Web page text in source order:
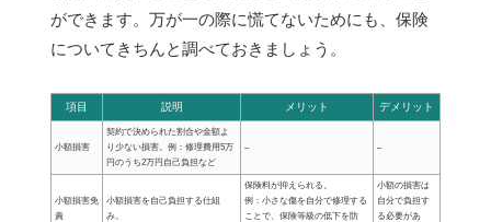
ができます。万が一の際に慌てないためにも、保険
についてきちんと調べておきましょう。
項目 説明 メリット デメリット
小額損害
契約で決められた割合や金額よ
り少ない損害。例：修理費用5万
円のうち2万円自己負担など
– –
小額損害免
責
小額損害を自己負担する仕組
み。
保険料が抑えられる。
例：小さな傷を自分で修理する
ことで、保険等級の低下を防
小額の損害は
自分で負担す
る必要があ